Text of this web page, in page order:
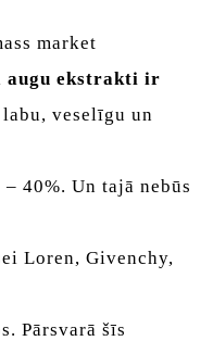
market
augu ekstrakti ir
veselīgu un
40%. Un tajā nebūs
Loren, Givenchy,
Pārsvarā šīs